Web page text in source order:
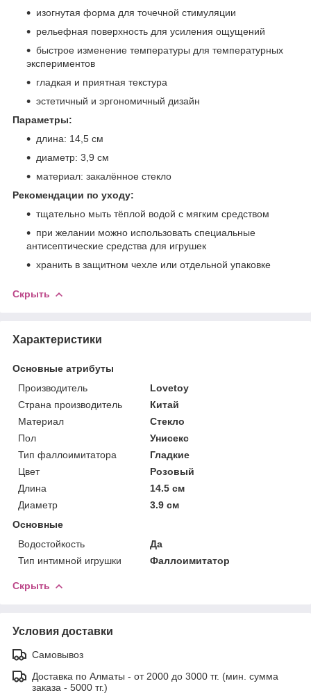
изогнутая форма для точечной стимуляции
рельефная поверхность для усиления ощущений
быстрое изменение температуры для температурных
экспериментов
гладкая и приятная текстура
эстетичный и эргономичный дизайн
Параметры:
длина: 14,5 см
диаметр: 3,9 см
материал: закалённое стекло
Рекомендации по уходу:
тщательно мыть тёплой водой с мягким средством
при желании можно использовать специальные
антисептические средства для игрушек
хранить в защитном чехле или отдельной упаковке
Скрыть
Характеристики
Основные атрибуты
Производитель
Lovetoy
Страна производитель
Китай
Материал
Стекло
Пол
Унисекс
Тип фаллоимитатора
Гладкие
Цвет
Розовый
Длина
14.5 см
Диаметр
3.9 см
Основные
Водостойкость
Да
Тип интимной игрушки
Фаллоимитатор
Скрыть
Условия доставки
Самовывоз
Доставка по Алматы - от 2000 до 3000 тг. (мин. сумма
заказа - 5000 тг.)